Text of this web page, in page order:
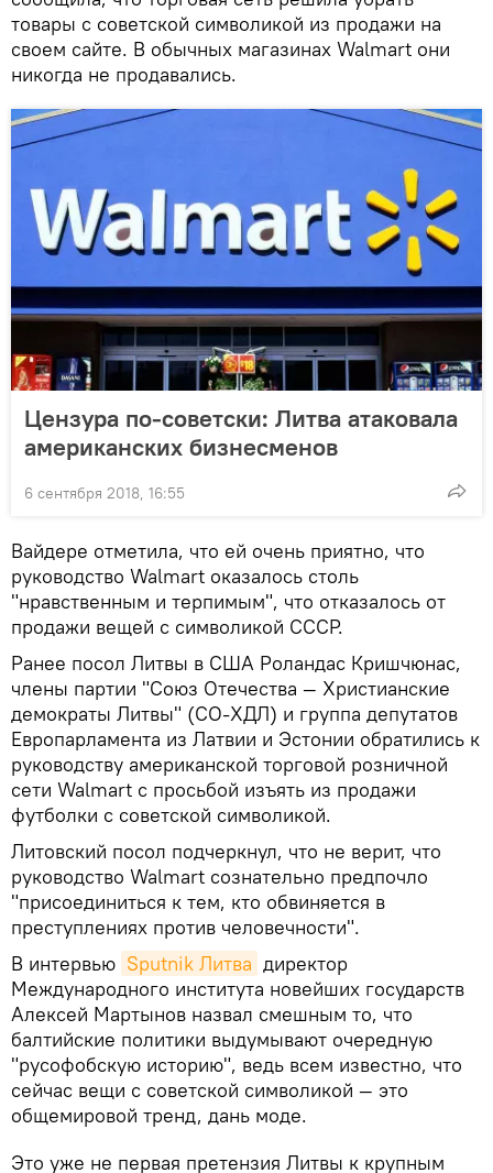
товары с советской символикой из продажи на
своем сайте. В обычных магазинах Walmart они
никогда не продавались.
Цензура по-советски: Литва атаковала
американских бизнесменов
6 сентября 2018, 16:55
Вайдере отметила, что ей очень приятно, что
руководство Walmart оказалось столь
"нравственным и терпимым", что отказалось от
продажи вещей с символикой СССР.
Ранее посол Литвы в США Роландас Кришчюнас,
члены партии "Союз Отечества — Христианские
демократы Литвы" (СО-ХДЛ) и группа депутатов
Европарламента из Латвии и Эстонии обратились к
руководству американской торговой розничной
сети Walmart с просьбой изъять из продажи
футболки с советской символикой.
Литовский посол подчеркнул, что не верит, что
руководство Walmart сознательно предпочло
"присоединиться к тем, кто обвиняется в
преступлениях против человечности".
В интервью Sputnik Литва директор
Международного института новейших государств
Алексей Мартынов назвал смешным то, что
балтийские политики выдумывают очередную
"русофобскую историю", ведь всем известно, что
сейчас вещи с советской символикой — это
общемировой тренд, дань моде.
Это уже не первая претензия Литвы к крупным